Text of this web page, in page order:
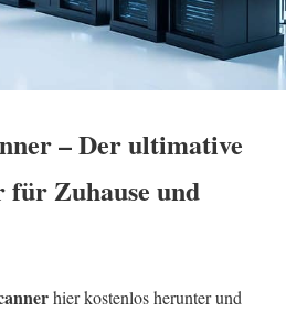
– Der ultimative
für Zuhause und
hier kostenlos herunter und